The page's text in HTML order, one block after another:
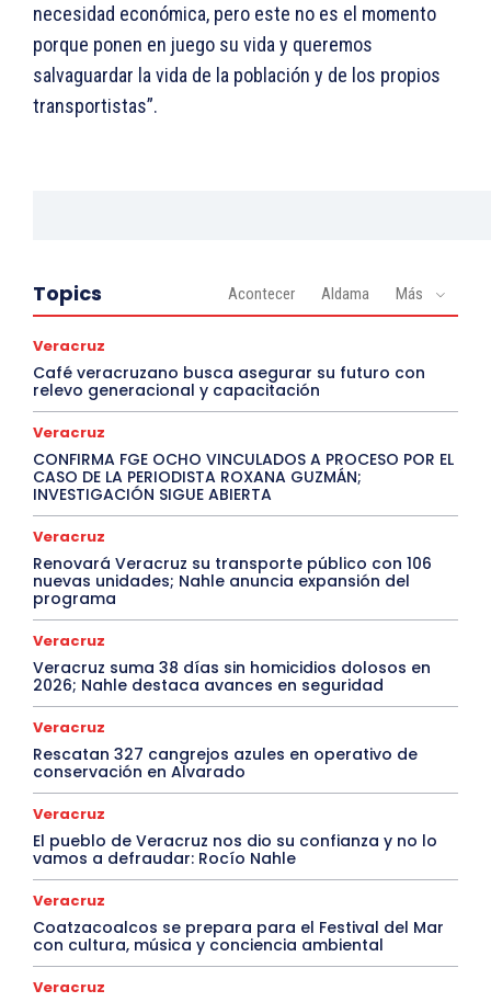
necesidad económica, pero este no es el momento
porque ponen en juego su vida y queremos
salvaguardar la vida de la población y de los propios
transportistas”.
Topics Acontecer Aldama Más
Veracruz
Café veracruzano busca asegurar su futuro con
relevo generacional y capacitación
Veracruz
CONFIRMA FGE OCHO VINCULADOS A PROCESO POR EL
CASO DE LA PERIODISTA ROXANA GUZMÁN;
INVESTIGACIÓN SIGUE ABIERTA
Veracruz
Renovará Veracruz su transporte público con 106
nuevas unidades; Nahle anuncia expansión del
programa
Veracruz
Veracruz suma 38 días sin homicidios dolosos en
2026; Nahle destaca avances en seguridad
Veracruz
Rescatan 327 cangrejos azules en operativo de
conservación en Alvarado
Veracruz
El pueblo de Veracruz nos dio su confianza y no lo
vamos a defraudar: Rocío Nahle
Veracruz
Coatzacoalcos se prepara para el Festival del Mar
con cultura, música y conciencia ambiental
Veracruz